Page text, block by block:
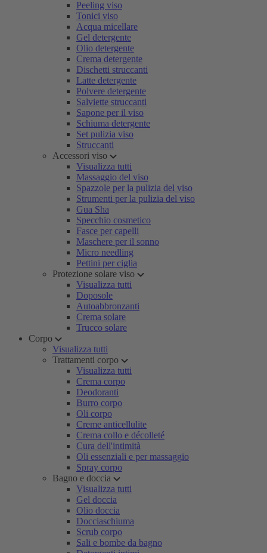
Peeling viso
Tonici viso
Acqua micellare
Gel detergente
Olio detergente
Crema detergente
Dischetti struccanti
Latte detergente
Polvere detergente
Salviette struccanti
Sapone per il viso
Schiuma detergente
Set pulizia viso
Struccanti
Accessori viso
Visualizza tutti
Massaggio del viso
Spazzole per la pulizia del viso
Strumenti per la pulizia del viso
Gua Sha
Specchio cosmetico
Fasce per capelli
Maschere per il sonno
Micro needling
Pettini per ciglia
Protezione solare viso
Visualizza tutti
Doposole
Autoabbronzanti
Crema solare
Trucco solare
Corpo
Visualizza tutti
Trattamenti corpo
Visualizza tutti
Crema corpo
Deodoranti
Burro corpo
Oli corpo
Creme anticellulite
Crema collo e décolleté
Cura dell'intimità
Oli essenziali e per massaggio
Spray corpo
Bagno e doccia
Visualizza tutti
Gel doccia
Olio doccia
Docciaschiuma
Scrub corpo
Sali e bombe da bagno